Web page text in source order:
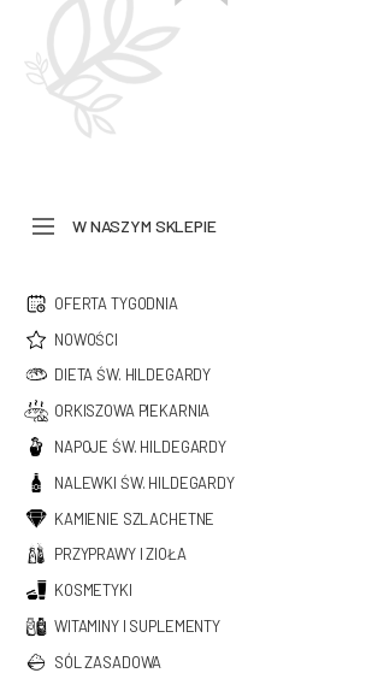
W NASZYM SKLEPIE
OFERTA TYGODNIA
NOWOŚCI
DIETA ŚW. HILDEGARDY
ORKISZOWA PIEKARNIA
NAPOJE ŚW. HILDEGARDY
NALEWKI ŚW. HILDEGARDY
KAMIENIE SZLACHETNE
PRZYPRAWY I ZIOŁA
KOSMETYKI
WITAMINY I SUPLEMENTY
SÓL ZASADOWA